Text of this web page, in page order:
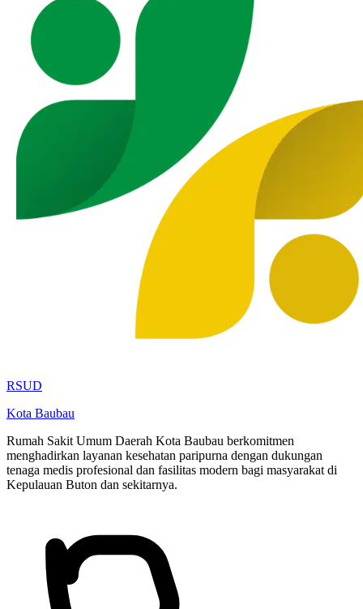
RSUD
Kota Baubau
Rumah Sakit Umum Daerah Kota Baubau berkomitmen
menghadirkan layanan kesehatan paripurna dengan dukungan
tenaga medis profesional dan fasilitas modern bagi masyarakat di
Kepulauan Buton dan sekitarnya.